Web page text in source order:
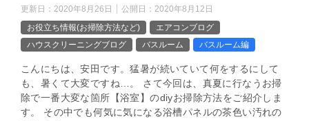
更新日： 2020年8月26日 公開日： 2020年8月12日
お役立ち情報(お掃除方法など)
エアコンブログ
ハウスクリーニングブログ
バスルーム バスルーム編
こんにちは、安田です。猛暑が続いていて何をするにして
も、暑くて大変ですね…。 さて今回は、真夏に行なうお掃
除で一番大変な箇所【浴室】のdiyお掃除方法をご紹介しま
す。 その中でも何気に気になる浴槽パネルの茶色い汚れの